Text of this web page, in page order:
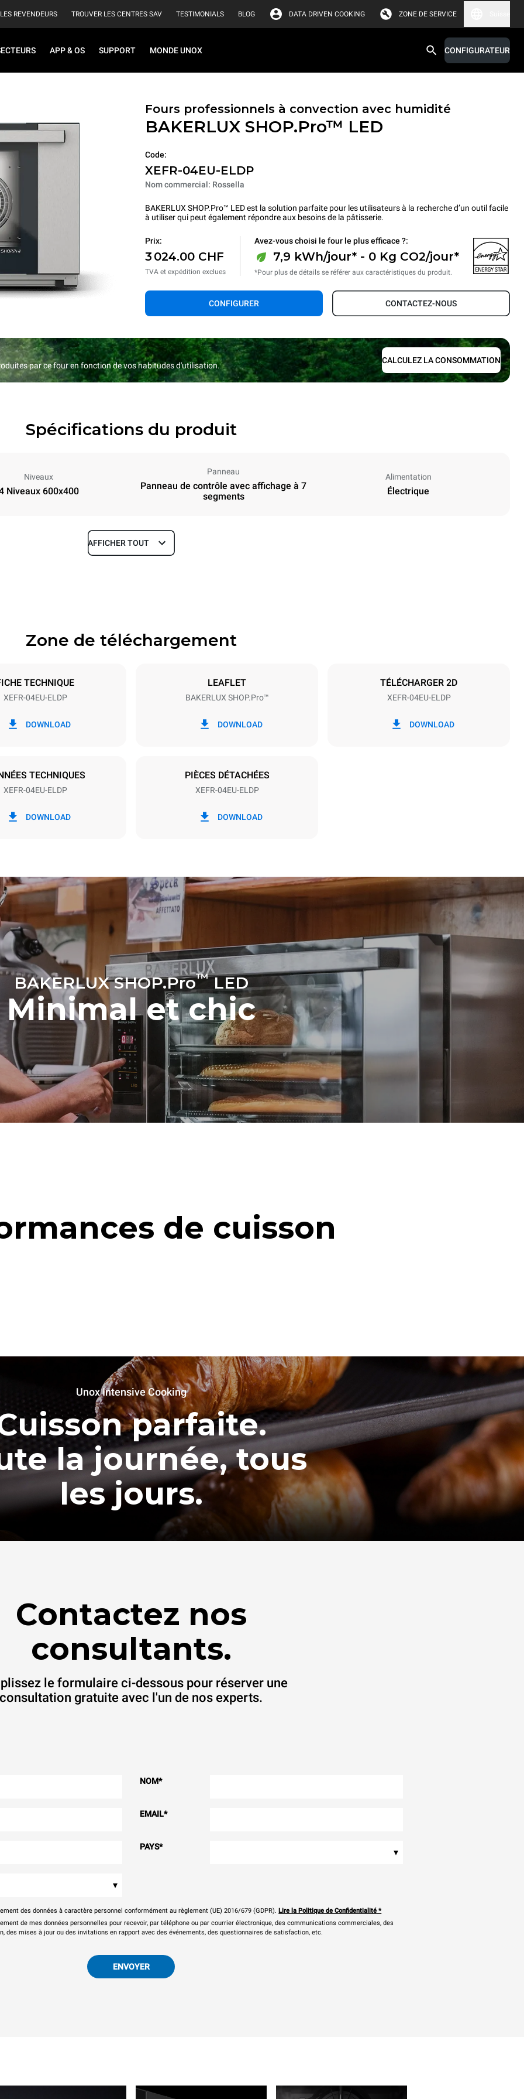
REVENDEURS TROUVER LES CENTRES SAV TESTIMONIALS BLOG DATA DRIVEN COOKING ZONE DE SERVICE
APP & OS SUPPORT MONDE UNOX CONFIGURATEUR
Fours professionnels à convection avec humidité
BAKERLUX SHOP.Pro™ LED
Code:
XEFR-04EU-ELDP
Nom commercial: Rossella
BAKERLUX SHOP.Pro™ LED est la solution parfaite pour les utilisateurs à la recherche d’un outil facile
à utiliser qui peut également répondre aux besoins de la pâtisserie.
Prix:
3 024.00 CHF
TVA et expédition exclues
Avez-vous choisi le four le plus efficace ?:
7,9 kWh/jour* - 0 Kg CO2/jour*
*Pour plus de détails se référer aux caractéristiques du produit.
CONFIGURER CONTACTEZ-NOUS
par ce four en fonction de vos habitudes d'utilisation.
CALCULEZ LA CONSOMMATION
Spécifications du produit
Niveaux
Niveaux 600x400
Panneau
Panneau de contrôle avec affichage à 7
segments
Alimentation
Électrique
Profondeur
Taille de la plaque
/ 220-240V 3~ / 220-240V
en kWh Émissions de CO2
réseau énergétique auquel il est connecté;
ces dernières peuvent être éliminées en
choisissant d'acheter de l'énergie produite
à partir de sources renouvelables.
AFFICHER TOUT
Zone de téléchargement
TECHNIQUE
XEFR-04EU-ELDP
DOWNLOAD
LEAFLET
BAKERLUX SHOP.Pro™
DOWNLOAD
TÉLÉCHARGER 2D
XEFR-04EU-ELDP
DOWNLOAD
TECHNIQUES
XEFR-04EU-ELDP
DOWNLOAD
PIÈCES DÉTACHÉES
XEFR-04EU-ELDP
DOWNLOAD
BAKERLUX SHOP.Pro™LED
Minimal et chic
de cuisson
Unox Intensive Cooking
parfaite.
la journée, tous
les jours.
Contactez nos
consultants.
le formulaire ci-dessous pour réserver une
consultation gratuite avec l'un de nos experts.
NOM*
EMAIL*
PAYS* ▾
▾
des données à caractère personnel conformément au règlement (UE) 2016/679 (GDPR). Lire la Politique de Confidentialité *
de mes données personnelles pour recevoir, par téléphone ou par courrier électronique, des communications commerciales, des
des mises à jour ou des invitations en rapport avec des événements, des questionnaires de satisfaction, etc.
ENVOYER